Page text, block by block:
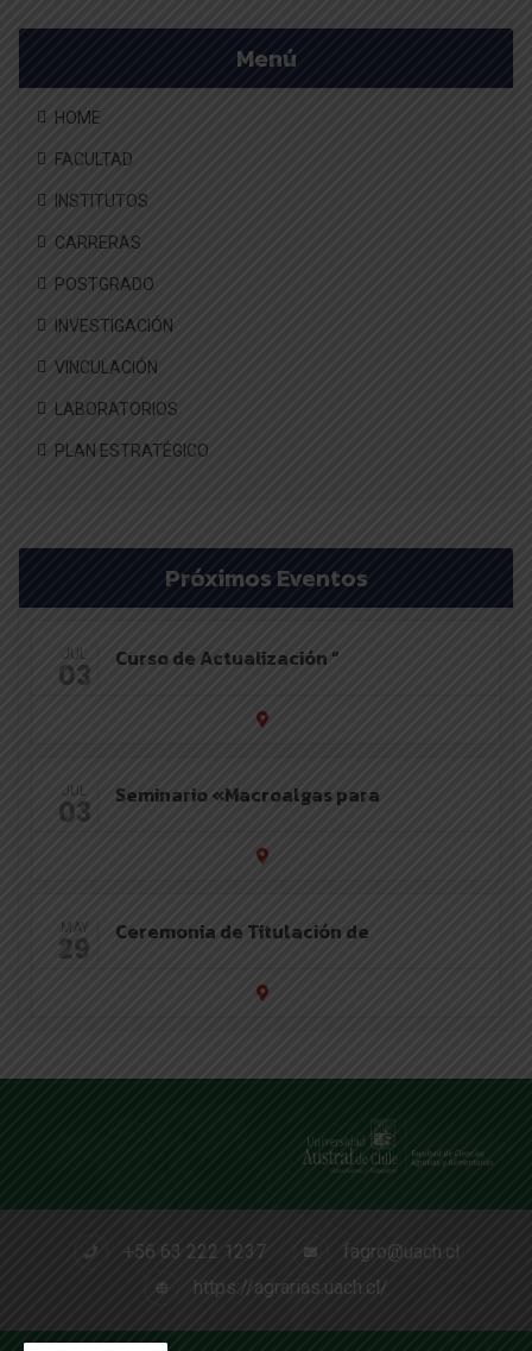
Menú
HOME
FACULTAD
INSTITUTOS
CARRERAS
POSTGRADO
INVESTIGACIÓN
VINCULACIÓN
LABORATORIOS
PLAN ESTRATÉGICO
Próximos Eventos
JUL
03 Curso de Actualización “
JUL
03 Seminario «Macroalgas para
MAY
29 Ceremonia de Titulación de
+56 63 222 1237
fagro@uach.cl
https://agrarias.uach.cl/